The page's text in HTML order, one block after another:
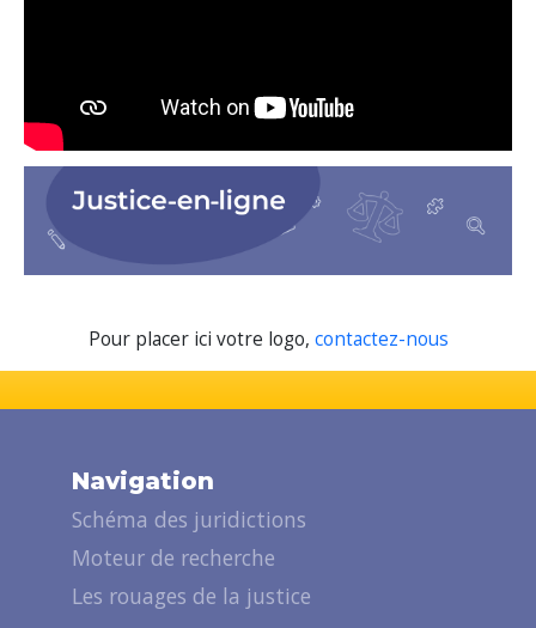
Pour placer ici votre logo, contactez-nous
Navigation
Schéma des juridictions
Moteur de recherche
Les rouages de la justice